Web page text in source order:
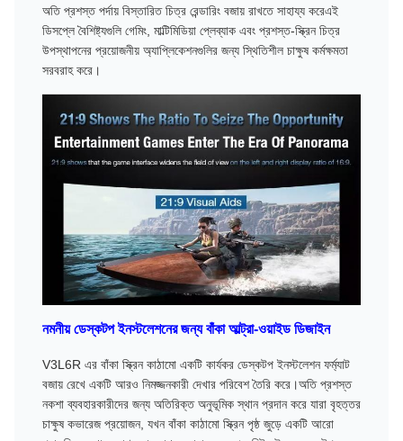
অতি প্রশস্ত পর্দায় বিস্তারিত চিত্র রেন্ডারিং বজায় রাখতে সাহায্য করেএই
ডিসপ্লে বৈশিষ্ট্যগুলি গেমিং, মাল্টিমিডিয়া প্লেব্যাক এবং প্রশস্ত-স্ক্রিন চিত্র
উপস্থাপনের প্রয়োজনীয় অ্যাপ্লিকেশনগুলির জন্য স্থিতিশীল চাক্ষুষ কর্মক্ষমতা
সরবরাহ করে।
নমনীয় ডেস্কটপ ইনস্টলেশনের জন্য বাঁকা আল্ট্রা-ওয়াইড ডিজাইন
V3L6R এর বাঁকা স্ক্রিন কাঠামো একটি কার্যকর ডেস্কটপ ইনস্টলেশন ফর্ম্যাট
বজায় রেখে একটি আরও নিমজ্জনকারী দেখার পরিবেশ তৈরি করে।অতি প্রশস্ত
নকশা ব্যবহারকারীদের জন্য অতিরিক্ত অনুভূমিক স্থান প্রদান করে যারা বৃহত্তর
চাক্ষুষ কভারেজ প্রয়োজন, যখন বাঁকা কাঠামো স্ক্রিন পৃষ্ঠ জুড়ে একটি আরো